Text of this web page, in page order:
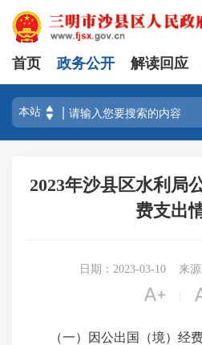
首页 政务公开 解读回应
2023年沙县区水利局
费支出
日期：2023-03-10 来

（一）因公出国（境）经